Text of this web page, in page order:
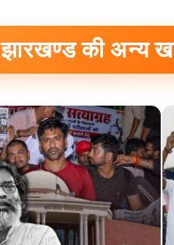
झारखण्ड की अन्य